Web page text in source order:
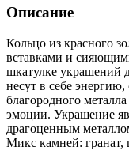
Описание
Кольцо из красного
вставками и
шкатулке украшений
несут в себе
благородного
эмоции. Украшение
драгоценным
Микс камней: гранат,